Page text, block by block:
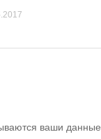
ваши данные